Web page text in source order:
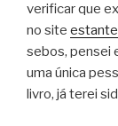
verificar que
no site
sebos, pensei
uma única
livro, já terei